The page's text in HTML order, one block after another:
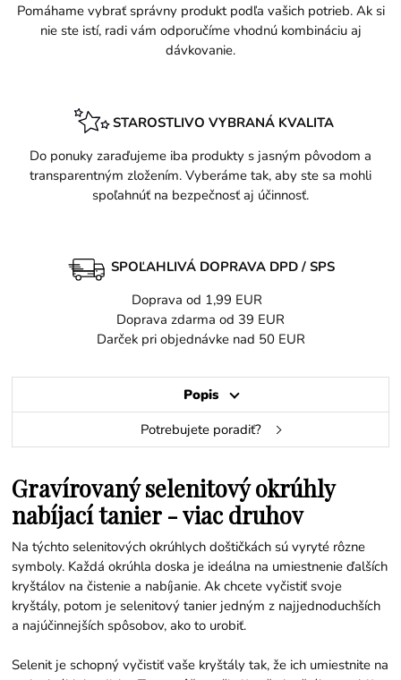
Pomáhame vybrať správny produkt podľa vašich potrieb. Ak si
nie ste istí, radi vám odporučíme vhodnú kombináciu aj
dávkovanie.
STAROSTLIVO VYBRANÁ KVALITA
Do ponuky zaraďujeme iba produkty s jasným pôvodom a
transparentným zložením. Vyberáme tak, aby ste sa mohli
spoľahnúť na bezpečnosť aj účinnosť.
SPOĽAHLIVÁ DOPRAVA DPD / SPS
Doprava od 1,99 EUR
Doprava zdarma od 39 EUR
Darček pri objednávke nad 50 EUR
Popis
Potrebujete poradiť?
Gravírovaný selenitový okrúhly
nabíjací tanier - viac druhov
Na týchto selenitových okrúhlych doštičkách sú vyryté rôzne
symboly. Každá okrúhla doska je ideálna na umiestnenie ďalších
kryštálov na čistenie a nabíjanie. Ak chcete vyčistiť svoje
kryštály, potom je selenitový tanier jedným z najjednoduchších
a najúčinnejších spôsobov, ako to urobiť.
Selenit je schopný vyčistiť vaše kryštály tak, že ich umiestnite na